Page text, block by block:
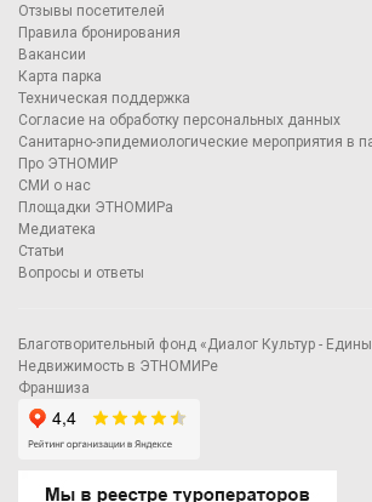
Отзывы посетителей
Правила бронирования
Вакансии
Карта парка
Техническая поддержка
Согласие на обработку персональных данных
Санитарно-эпидемиологические мероприятия в
Про ЭТНОМИР
СМИ о нас
Площадки ЭТНОМИРа
Медиатека
Статьи
Вопросы и ответы
Благотворительный фонд «Диалог Культур -
Недвижимость в ЭТНОМИРе
Франшиза